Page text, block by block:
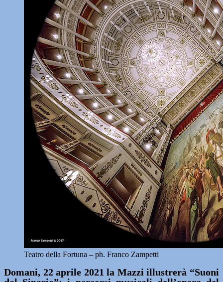
Teatro della Fortuna – ph. Franco Zampetti
Domani, 22 aprile 2021 la Mazzi illustrerà “Suoni